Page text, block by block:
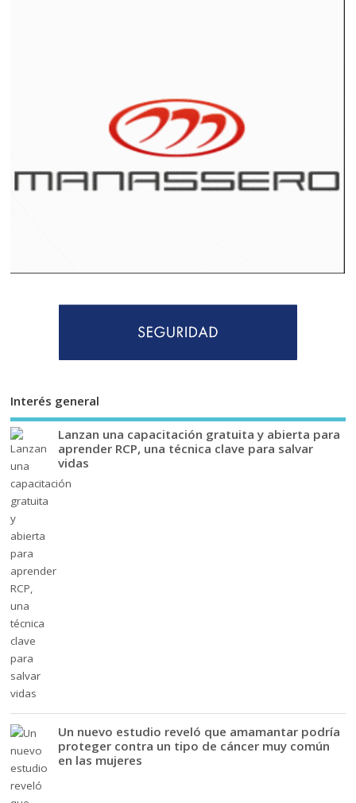
Interés general
Lanzan una capacitación gratuita y abierta para
aprender RCP, una técnica clave para salvar
vidas
Un nuevo estudio reveló que amamantar podría
proteger contra un tipo de cáncer muy común
en las mujeres